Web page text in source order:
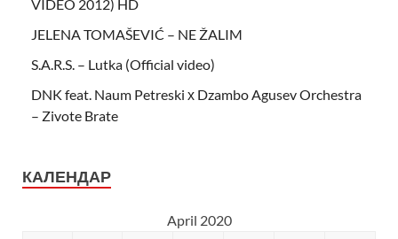
VIDEO 2012) HD
JELENA TOMAŠEVIĆ – NE ŽALIM
S.A.R.S. – Lutka (Official video)
DNK feat. Naum Petreski х Dzambo Agusev Orchestra
– Zivote Brate
КАЛЕНДАР
April 2020